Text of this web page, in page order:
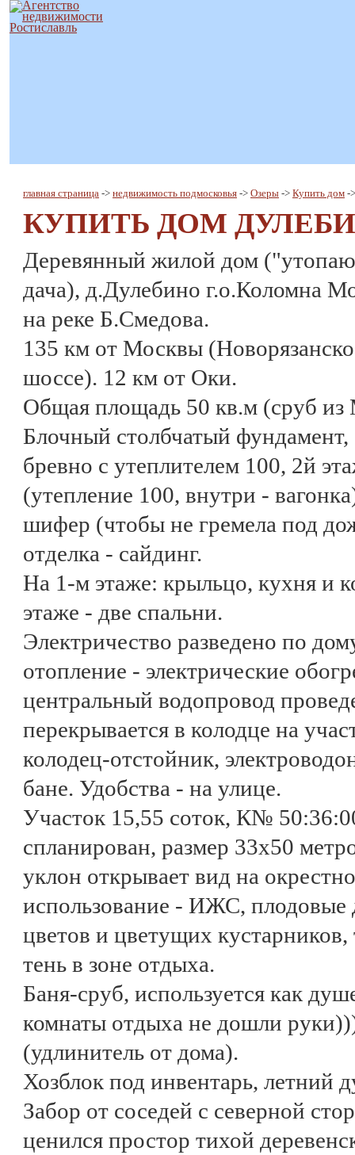
главная страница -> недвижимость подмосковья -> Озеры -> Купить дом ->
КУПИТЬ ДОМ
Деревянный жилой дом
дача), д.Дулебино г.о.Коломна
на реке Б.Смедова.
135 км от Москвы
шоссе). 12 км от Оки.
Общая площадь 50 кв.м (сруб
Блочный столбчатый фундамент,
бревно с утеплителем 100, 2й
(утепление 100, внутри -
шифер (чтобы не гремела под
отделка - сайдинг.
На 1-м этаже: крыльцо, кухня и
этаже - две спальни.
Электричество разведено по
отопление - электрические
центральный водопровод
перекрывается в колодце на
колодец-отстойник,
бане. Удобства - на улице.
Участок 15,55 соток, К№
спланирован, размер 33х50
уклон открывает вид на
использование - ИЖС, плодовые
цветов и цветущих
тень в зоне отдыха.
Баня-сруб, используется как
комнаты отдыха не дошли
(удлинитель от дома).
Хозблок под инвентарь, летний
Забор от соседей с северной
ценился простор тихой